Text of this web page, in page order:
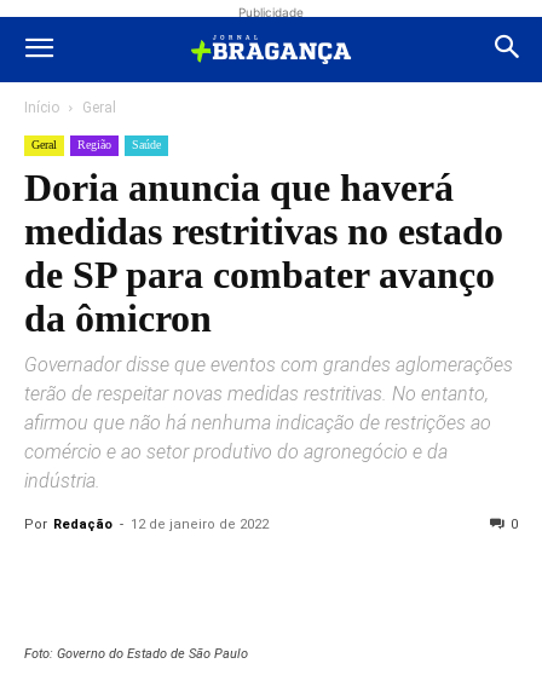
Publicidade
Início Geral
Geral Região Saúde
Doria anuncia que haverá
medidas restritivas no estado
de SP para combater avanço
da ômicron
Governador disse que eventos com grandes aglomerações
terão de respeitar novas medidas restritivas. No entanto,
afirmou que não há nenhuma indicação de restrições ao
comércio e ao setor produtivo do agronegócio e da
indústria.
Por Redação - 12 de janeiro de 2022 0
Foto: Governo do Estado de São Paulo